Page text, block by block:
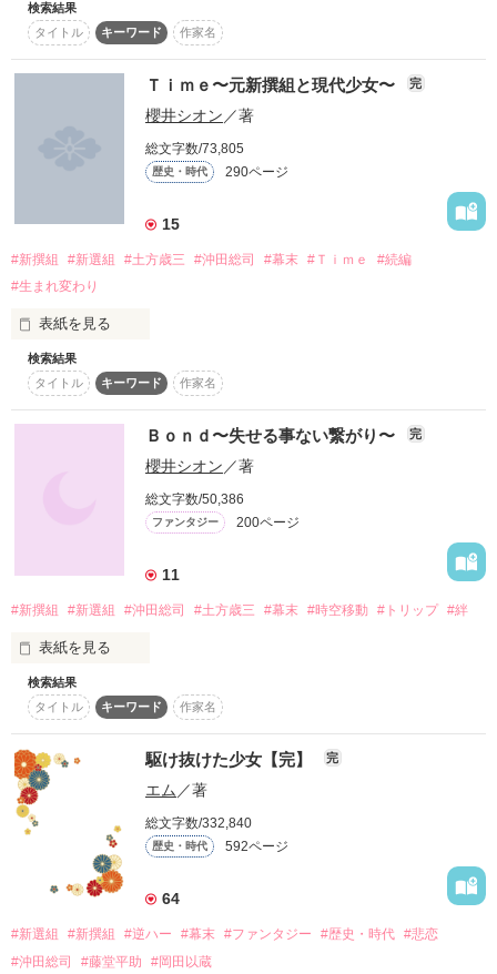
Thank you for remarkable reviews!!
-*-*-*-*-*-*-*-*-*-*-*-*-*-*-*-*-*-*-*-
最高１位にランクイン!!!!
読者数
750人突破!!!!
続編完結しました(o＾＾o)
題名は、『Ｔｉｍｅ〜元新撰組と現代少女〜』です(*´｀*)
短編集公開中です!!
「どうした、逃げねぇのか？」
沸点低めのもはや殺人鬼の鬼？
…いえいえ、彼女は
「見ての通り、『狐』だよ。
…ただの狐じゃないぞ？
あたしは、狐の妖怪、白狐の一族だ。」
絶滅したといわれる狐の妖怪だった！！
「う、うるさい！！」
そんな彼女と新撰組の物語。
っております。
他サイトで執筆していたものを書き直しました。
内容は大幅に変わっています。
.
私は二度
君に恋をした
また私は君に恋をする
憎しみと恨みから
出来たものだとしても
この想いは永遠に……
───────────
＼新選組物語第2弾！／
＼ジャンル別ランキング最高2位！／
*.+.＊──────＊.+.*
Review Thanks‼
瑠鈴様
*.+.＊──────＊.+.*
検索結果
タイトル
キーワード 作家名
Ｔｉｍｅ〜元新撰組と現代少女〜 完
櫻井シオン ／著
総文字数/73,805
歴史・時代 290ページ
15
#新撰組 #新選組 #土方歳三 #沖田総司 #幕末 #Ｔｉｍｅ
#続編
#生まれ変わり
表紙を見る
平成の世で会ったのは、
「久し振りだな。」
愛しいあの人と新撰組の皆でした一一一
検索結果
タイトル
キーワード 作家名
Ｂｏｎｄ〜失せる事ない繋がり〜 完
櫻井シオン／著
総文字数/50,386
ファンタジー 200ページ
11
#新撰組 #新選組 #沖田総司 #土方歳三 #幕末 #時空移動 #トリップ #絆
表紙を見る
友達？
そんなもの、いらね。
検索結果
タイトル
キーワード 作家名
駆け抜けた少女【完】 完
エム／著
総文字数/332,840
歴史・時代 592ページ
64
#新選組 #新撰組 #逆ハー #幕末 #ファンタジー #歴史・時代 #悲恋
#沖田総司
#藤堂平助 #岡田以蔵